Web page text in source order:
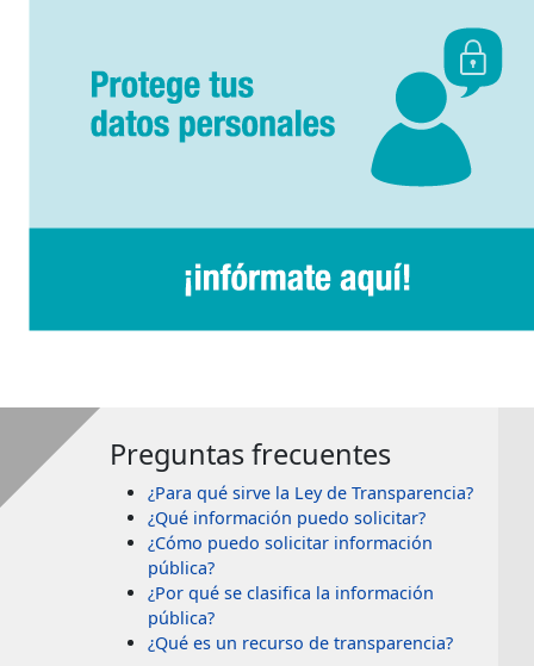
Preguntas frecuentes
¿Para qué sirve la Ley de Transparencia?
¿Qué información puedo solicitar?
¿Cómo puedo solicitar información
pública?
¿Por qué se clasifica la información
pública?
¿Qué es un recurso de transparencia?